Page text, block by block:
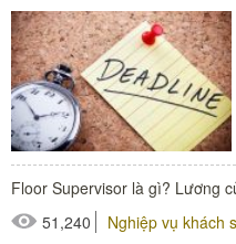
Floor Supervisor là gì? Lương
51,240
Nghiệp vụ khách